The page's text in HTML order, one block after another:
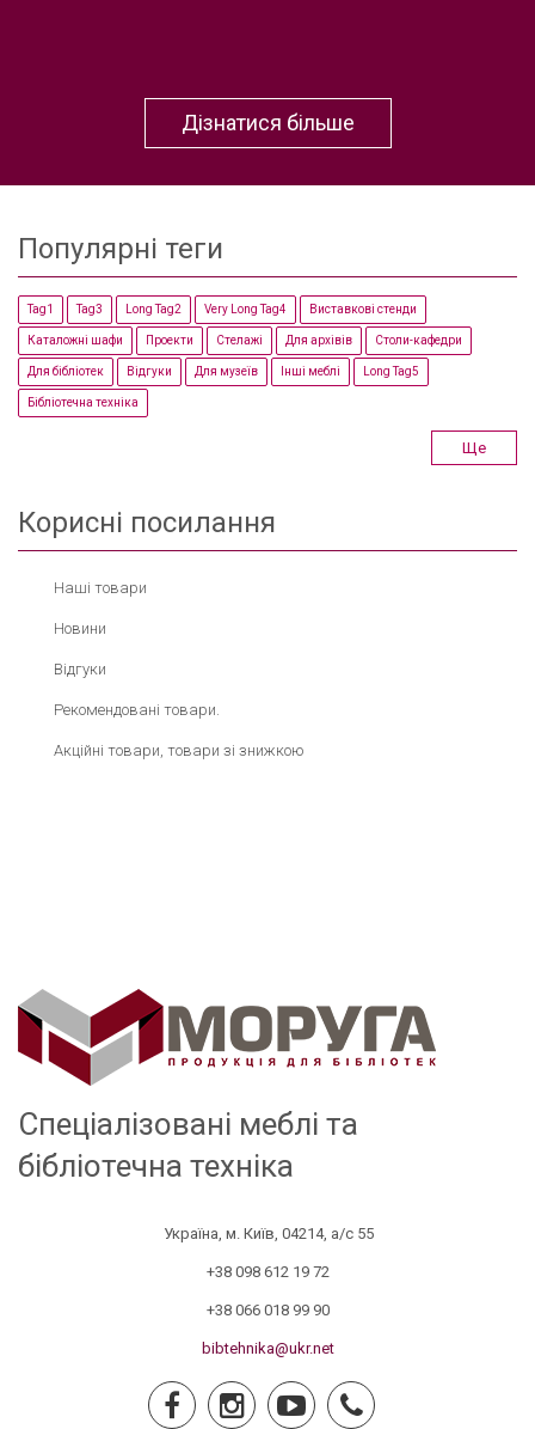
Дізнатися більше
Популярні теги
Tag1 Tag3 Long Tag2 Very Long Tag4 Виставкові стенди
Каталожні шафи Проекти Стелажі Для архівів Столи-кафедри
Для бібліотек Відгуки Для музеїв Інші меблі Long Tag5
Бібліотечна техніка
Ще
Корисні посилання
Наші товари
Новини
Відгуки
Рекомендовані товари.
Акційні товари, товари зі знижкою
Спеціалізовані меблі та
бібліотечна техніка
Україна, м. Київ, 04214, а/с 55
+38 098 612 19 72
+38 066 018 99 90
bibtehnika@ukr.net